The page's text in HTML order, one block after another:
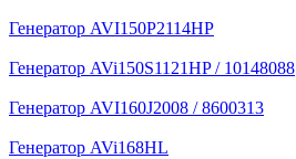
Генератор AVI150P2114HP
Генератор AVi150S1121HP / 10148088
Генератор AVI160J2008 / 8600313
Генератор AVi168HL